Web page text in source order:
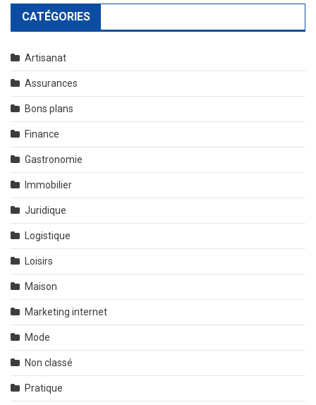
CATÉGORIES
Artisanat
Assurances
Bons plans
Finance
Gastronomie
Immobilier
Juridique
Logistique
Loisirs
Maison
Marketing internet
Mode
Non classé
Pratique